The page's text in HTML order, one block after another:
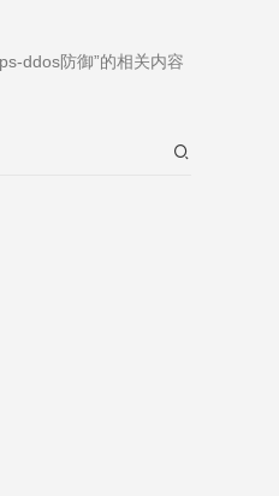
ddos防御”的相关内容